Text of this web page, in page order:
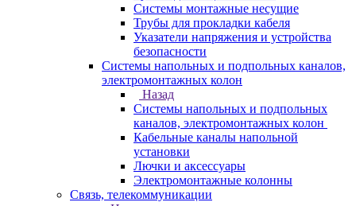
Системы монтажные несущие
Трубы для прокладки кабеля
Указатели напряжения и устройства
безопасности
Системы напольных и подпольных каналов,
электромонтажных колон
Назад
Системы напольных и подпольных
каналов, электромонтажных колон
Кабельные каналы напольной
установки
Лючки и аксессуары
Электромонтажные колонны
Связь, телекоммуникации